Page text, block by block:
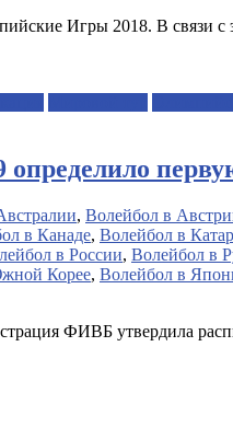
Игры 2018. В связи
определило
, Волейбол в
в Канаде, Волейбол в
в России, Волейбол в
Корее, Волейбол в
ФИВБ утвердила